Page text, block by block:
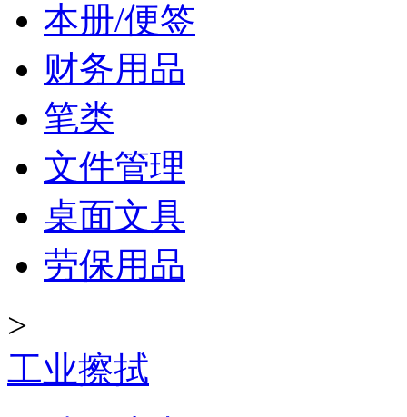
本册/便签
财务用品
笔类
文件管理
桌面文具
劳保用品
>
工业擦拭